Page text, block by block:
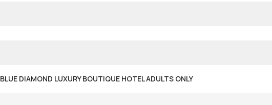
BLUE DIAMOND LUXURY BOUTIQUE HOTEL ADULTS ONLY